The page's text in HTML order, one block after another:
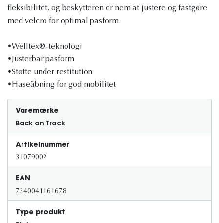
fleksibilitet, og beskytteren er nem at justere og fastgøre
med velcro for optimal pasform.
•Welltex®-teknologi
•Justerbar pasform
•Støtte under restitution
•Haseåbning for god mobilitet
Varemærke
Back on Track
Artikelnummer
31079002
EAN
7340041161678
Type produkt